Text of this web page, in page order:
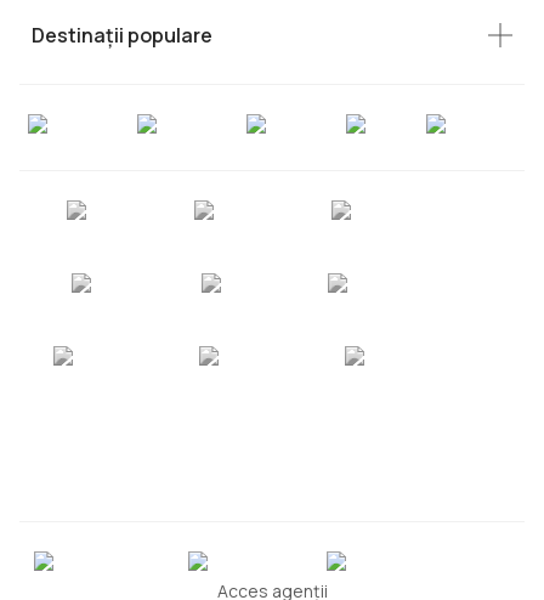
Destinații populare
Acces agenții